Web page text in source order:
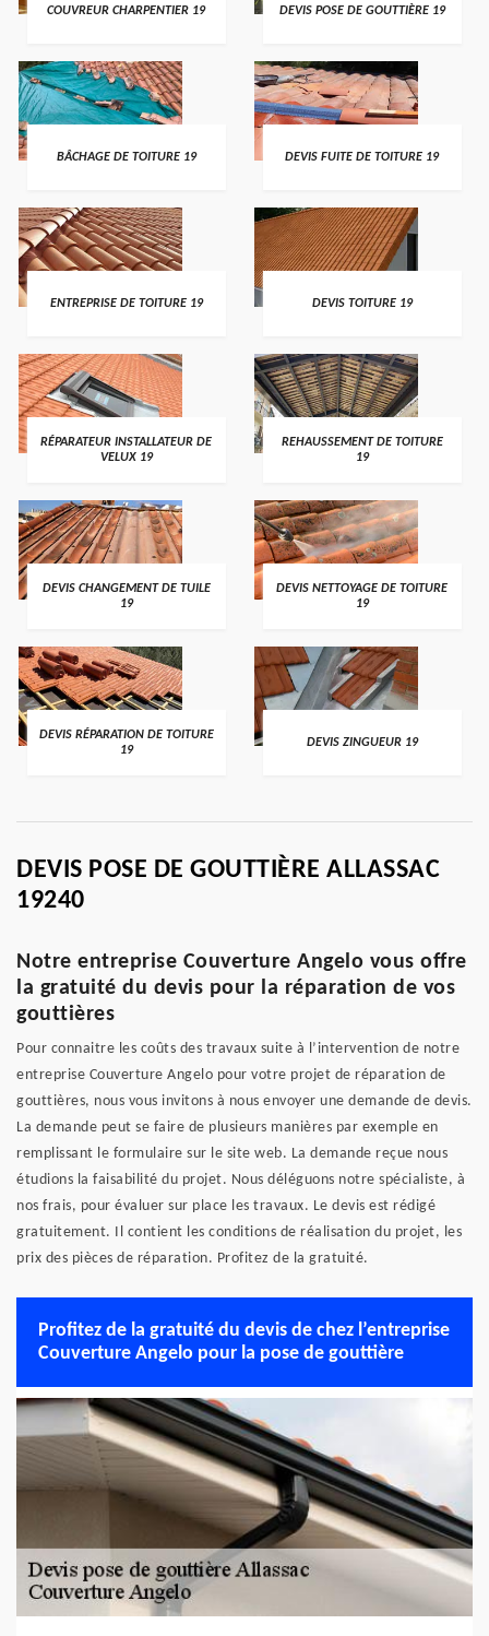
COUVREUR CHARPENTIER 19 DEVIS POSE DE GOUTTIÈRE 19
BÂCHAGE DE TOITURE 19 DEVIS FUITE DE TOITURE 19
ENTREPRISE DE TOITURE 19 DEVIS TOITURE 19
RÉPARATEUR INSTALLATEUR DE
VELUX 19
REHAUSSEMENT DE TOITURE
19
DEVIS CHANGEMENT DE TUILE
19
DEVIS NETTOYAGE DE TOITURE
19
DEVIS RÉPARATION DE TOITURE
19
DEVIS ZINGUEUR 19
DEVIS POSE DE GOUTTIÈRE ALLASSAC
19240
Notre entreprise Couverture Angelo vous offre
la gratuité du devis pour la réparation de vos
gouttières
Pour connaitre les coûts des travaux suite à l’intervention de notre
entreprise Couverture Angelo pour votre projet de réparation de
gouttières, nous vous invitons à nous envoyer une demande de devis.
La demande peut se faire de plusieurs manières par exemple en
remplissant le formulaire sur le site web. La demande reçue nous
étudions la faisabilité du projet. Nous déléguons notre spécialiste, à
nos frais, pour évaluer sur place les travaux. Le devis est rédigé
gratuitement. Il contient les conditions de réalisation du projet, les
prix des pièces de réparation. Profitez de la gratuité.
Profitez de la gratuité du devis de chez l’entreprise
Couverture Angelo pour la pose de gouttière